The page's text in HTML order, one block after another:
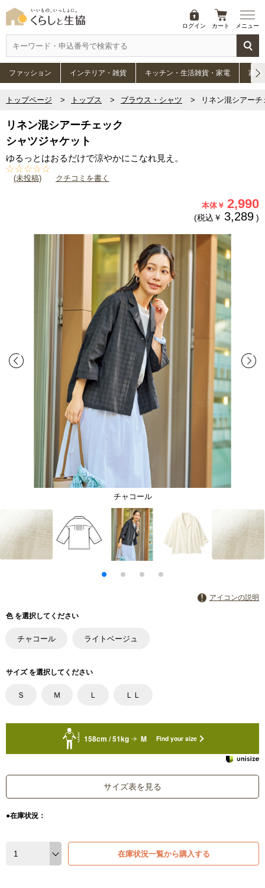
ログイン カート メニュー
ファッション インテリア・雑貨 キッチン・生活雑貨・家電 家具
トップページ トップス ブラウス・シャツ リネン混シアー
リネン混シアーチェック
シャツジャケット
ゆるっとはおるだけで涼やかにこなれ見え。
(未投稿) クチコミを書く
本体￥ 2,990
(税込￥ 3,289 )
チャコール
アイコンの説明
色 を選択してください
チャコール ライトベージュ
サイズ を選択してください
Ｓ Ｍ Ｌ ＬＬ
158cm / 51kg M Find your size
サイズ表を見る
●在庫状況：
在庫状況一覧から購入する